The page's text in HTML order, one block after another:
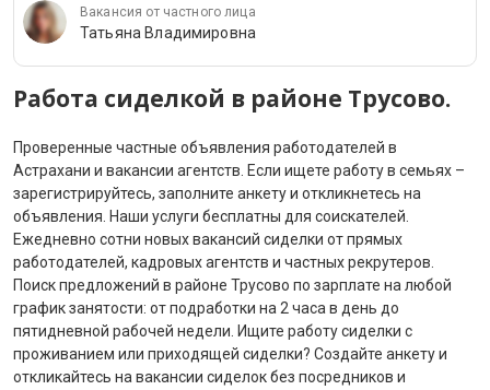
Вакансия от частного лица
Татьяна Владимировна
Работа сиделкой в районе Трусово.
Проверенные частные объявления работодателей в
Астрахани и вакансии агентств. Если ищете работу в семьях –
зарегистрируйтесь, заполните анкету и откликнетесь на
объявления. Наши услуги бесплатны для соискателей.
Ежедневно сотни новых вакансий сиделки от прямых
работодателей, кадровых агентств и частных рекрутеров.
Поиск предложений в районе Трусово по зарплате на любой
график занятости: от подработки на 2 часа в день до
пятидневной рабочей недели. Ищите работу сиделки с
проживанием или приходящей сиделки? Создайте анкету и
откликайтесь на вакансии сиделок без посредников и